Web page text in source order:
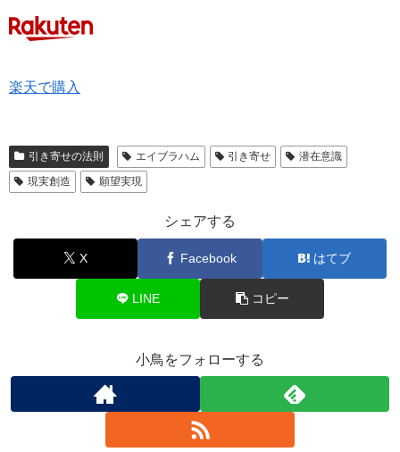
楽天で購入
引き寄せの法則 エイブラハム 引き寄せ
潜在意識
現実創造
願望実現
シェアする
X Facebook はてブ
LINE コピー
小鳥をフォローする